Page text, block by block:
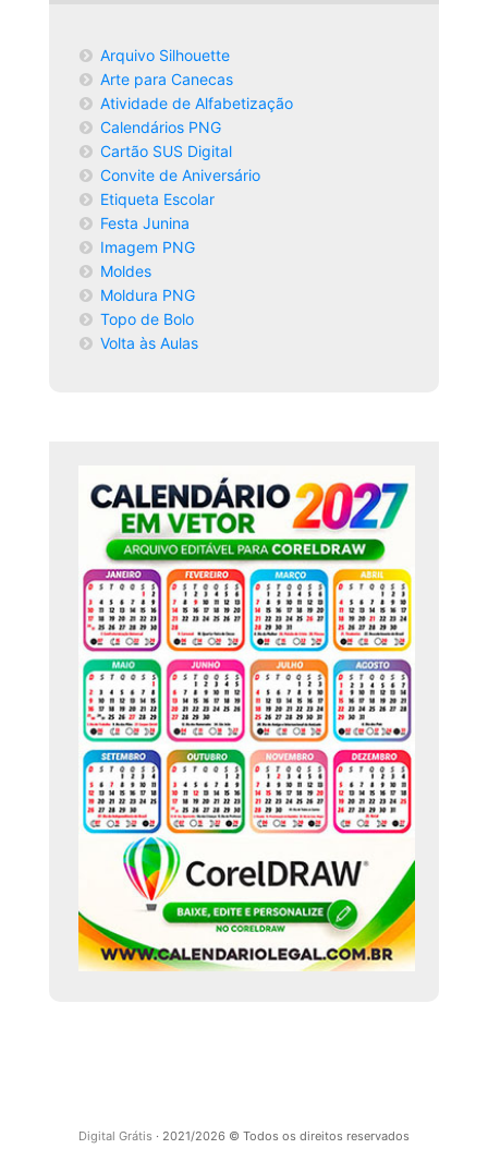
Arquivo Silhouette
Arte para Canecas
Atividade de Alfabetização
Calendários PNG
Cartão SUS Digital
Convite de Aniversário
Etiqueta Escolar
Festa Junina
Imagem PNG
Moldes
Moldura PNG
Topo de Bolo
Volta às Aulas
Digital Grátis · 2021/2026 © Todos os direitos reservados